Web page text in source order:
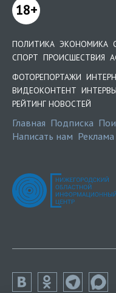
18+
ПОЛИТИКА ЭКОНОМИКА
СПОРТ ПРОИСШЕСТВИЯ
ФОТОРЕПОРТАЖИ
ВИДЕОКОНТЕНТ
РЕЙТИНГ НОВОСТЕЙ
Главная Подписка
Написать нам Реклама